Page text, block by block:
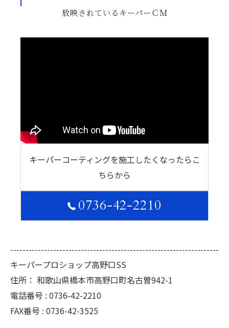
放映されているキーパーＣＭ
キーパーコーティングを施工したくなったらこ
ちらから
0736-42-2210
--------------------------------------------------------------------
キーパープロショップ高野口SS
住所： 和歌山県橋本市高野口町名古曽942-1
電話番号 : 0736-42-2210
FAX番号 : 0736-42-3525